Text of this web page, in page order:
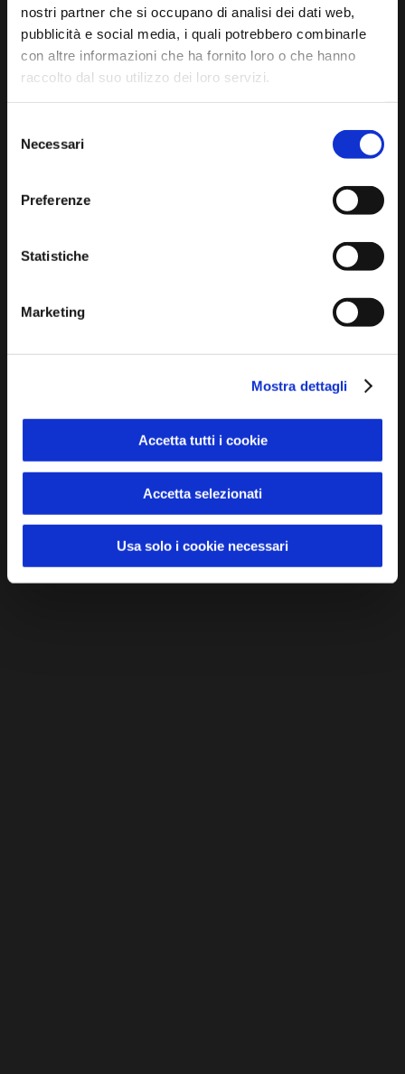
nostri partner che si occupano di analisi dei dati web,
pubblicità e social media, i quali potrebbero combinarle
con altre informazioni che ha fornito loro o che hanno
raccolto dal suo utilizzo dei loro servizi.
delNecessari
Preferenze
Statistiche
Marketing
Mostra dettagli
Accetta tutti i cookie
Accetta selezionati
Usa solo i cookie necessari